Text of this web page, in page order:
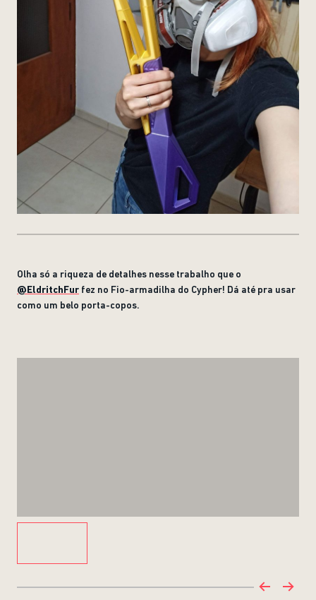
Olha só a riqueza de detalhes nesse trabalho que o
@EldritchFur fez no Fio-armadilha do Cypher! Dá até pra usar
como um belo porta-copos.